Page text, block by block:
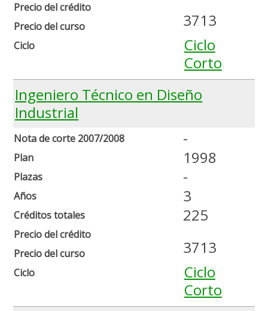
Precio del crédito
Precio del curso
Ciclo
3713
Ciclo
Corto
Ingeniero Técnico en Diseño
Industrial
Nota de corte 2007/2008
Plan
Plazas
Años
Créditos totales
Precio del crédito
Precio del curso
Ciclo
-
1998
-
3
225
3713
Ciclo
Corto